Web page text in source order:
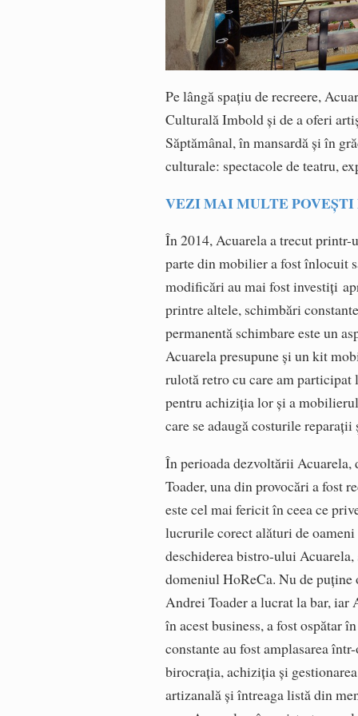
Pe lângă spațiu de recreere,
Culturală Imbold și de a oferi
Săptămânal, în mansardă și în
culturale: spectacole de teatru,
VEZI MAI MULTE
În 2014, Acuarela a trecut printr-
parte din mobilier a fost înlocuit
modificări au mai fost investiți
printre altele, schimbări
permanentă schimbare este un
Acuarela presupune și un kit
rulotă retro cu care am
pentru achiziția lor și a
care se adaugă costurile reparații
În perioada dezvoltării
Toader, una din provocări a fost
este cel mai fericit în ceea ce
lucrurile corect alături de
deschiderea bistro-ului
domeniul HoReCa. Nu de
Andrei Toader a lucrat la bar, iar
în acest business, a fost ospătar
constante au fost amplasarea
birocrația, achiziția și
artizanală și întreaga listă din